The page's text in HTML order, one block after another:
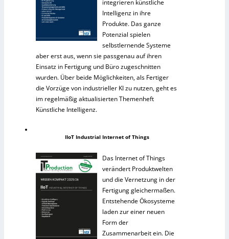
integrieren künstliche
Intelligenz in ihre
Produkte. Das ganze
Potenzial spielen
selbstlernende Systeme
aber erst aus, wenn sie passgenau auf ihren
Einsatz in Fertigung und Büro zugeschnitten
wurden. Über beide Möglichkeiten, als Fertiger
die Vorzüge von industrieller KI zu nutzen, geht es
im regelmäßig aktualisierten Themenheft
Künstliche Intelligenz.
IIoT Industrial Internet of Things
Das Internet of Things
verändert Produktwelten
und die Vernetzung in der
Fertigung gleichermaßen.
Entstehende Ökosysteme
laden zur einer neuen
Form der
Zusammenarbeit ein. Die